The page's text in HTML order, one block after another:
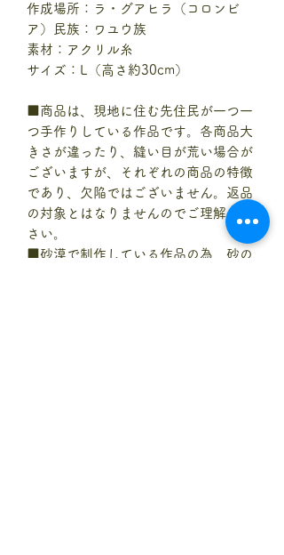
作成場所：ラ・グアヒラ（コロンビ
ア）民族：ワユウ族
素材：アクリル糸
サイズ：L（高さ約30cm）
■商品は、現地に住む先住民が一つ一
つ手作りしている作品です。各商品大
きさが違ったり、縫い目が荒い場合が
ございますが、それぞれの商品の特徴
であり、欠陥ではございません。返品
の対象とはなりませんのでご理解くだ
さい。
■砂漠で制作している作品の為、砂の